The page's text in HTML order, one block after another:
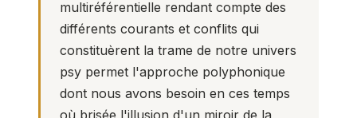
multiréférentielle rendant compte des
différents courants et conflits qui
constituèrent la trame de notre univers
psy permet l'approche polyphonique
dont nous avons besoin en ces temps